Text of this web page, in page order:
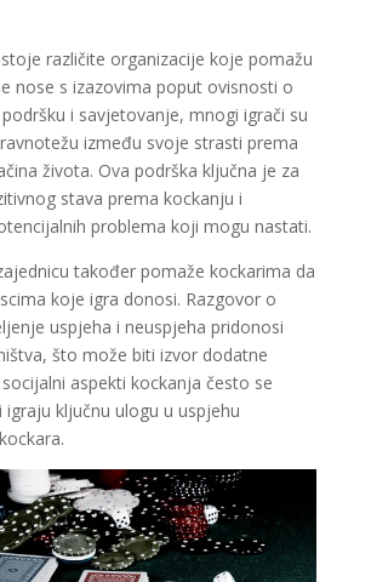
različite organizacije koje pomažu
nose s izazovima poput ovisnosti o
i savjetovanje, mnogi igrači su
između svoje strasti prema
života. Ova podrška ključna je za
stava prema kockanju i
problema koji mogu nastati.
također pomaže kockarima da
koje igra donosi. Razgovor o
uspjeha i neuspjeha pridonosi
što može biti izvor dodatne
aspekti kockanja često se
igraju ključnu ulogu u uspjehu